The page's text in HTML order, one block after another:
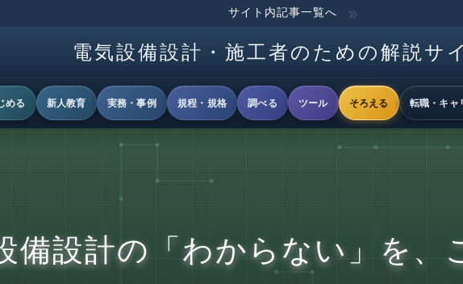
サイト内記事一覧へ
電気設備設計・施工者のための解説サ
める 新人教育 実務・事例 規程・規格 調べる ツール そろえる 転職・キャ
備設計の「わからない」を、